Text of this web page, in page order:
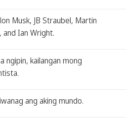
Musk, JB Straubel, Martin
and Ian Wright.
ngipin, kailangan mong
ang aking mundo.